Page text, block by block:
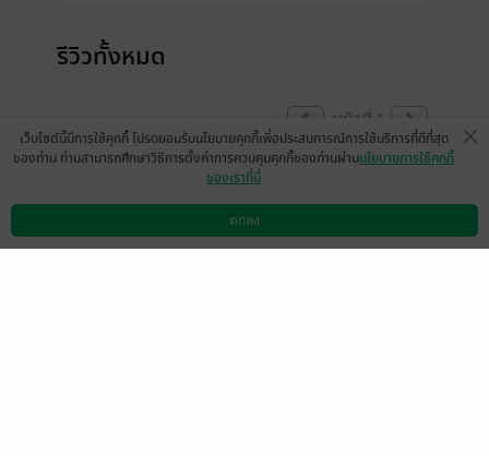
รีวิวทั้งหมด
หน้าที่ 1
มีแล้ว -
ดาวน์โหลดแอป วิธีการใช้งาน ติดต่อเรา
เว็บไซต์นี้มีการใช้คุกกี้ โปรดยอมรับนโยบายคุกกี้เพื่อประสบการณ์การใช้บริการที่ดีที่สุด
ของท่าน ท่านสามารถศึกษาวิธีการตั้งค่าการควบคุมคุกกี้ของท่านผ่านนโยบายการใช้คุกกี้
ของเราที่นี่
ตกลง